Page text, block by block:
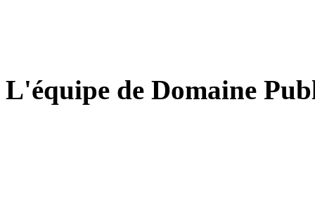
L'équipe de Domaine